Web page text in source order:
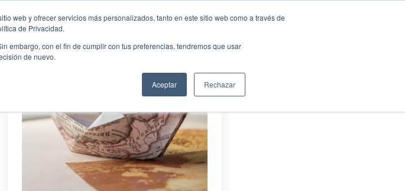
web y ofrecer servicios más personalizados, tanto en este sitio web como a través de
de Privacidad.
embargo, con el fin de cumplir con tus preferencias, tendremos que usar
de nuevo.
Aceptar Rechazar
LONGEVIDAD
española de la UE y de su presidencia
TGE es una red de fundaciones en